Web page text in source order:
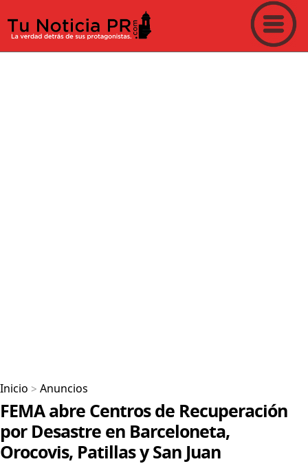
Inicio > Anuncios
FEMA abre Centros de Recuperación
por Desastre en Barceloneta,
Orocovis, Patillas y San Juan